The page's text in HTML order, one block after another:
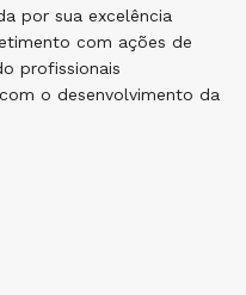
por sua excelência
com ações de
profissionais
o desenvolvimento da